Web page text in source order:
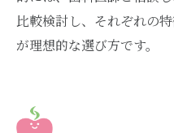
比較検討し、それぞれの
が理想的な選び方です。